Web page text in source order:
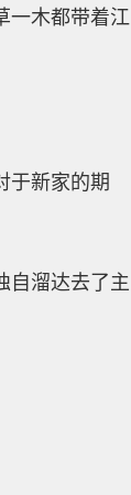
一木都带着江
于新家的期
自溜达去了主